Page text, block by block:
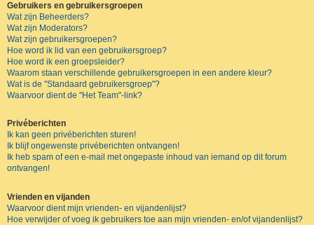
Gebruikers en gebruikersgroepen
Wat zijn Beheerders?
Wat zijn Moderators?
Wat zijn gebruikersgroepen?
Hoe word ik lid van een gebruikersgroep?
Hoe word ik een groepsleider?
Waarom staan verschillende gebruikersgroepen in een andere kleur?
Wat is de "Standaard gebruikersgroep"?
Waarvoor dient de "Het Team"-link?
Privéberichten
Ik kan geen privéberichten sturen!
Ik blijf ongewenste privéberichten ontvangen!
Ik heb spam of een e-mail met ongepaste inhoud van iemand op dit forum
ontvangen!
Vrienden en vijanden
Waarvoor dient mijn vrienden- en vijandenlijst?
Hoe verwijder of voeg ik gebruikers toe aan mijn vrienden- en/of vijandenlijst?